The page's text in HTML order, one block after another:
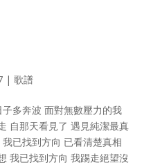
| 歌譜
多奔波 面對無數壓力的我
自那天看見了 遇見純潔最真
已找到方向 已看清楚真相
我已找到方向 我踢走絕望沒